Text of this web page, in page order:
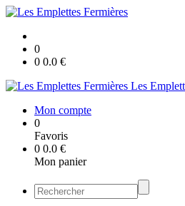
0
0 0.0 €
Les
Mon compte
0
Favoris
0 0.0 €
Mon panier